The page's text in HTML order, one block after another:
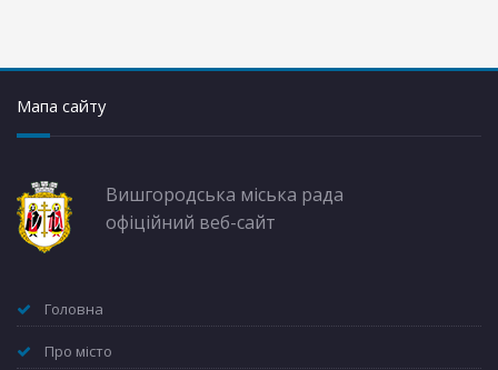
Мапа сайту
Вишгородська міська рада
офіційний веб-сайт
Головна
Про місто